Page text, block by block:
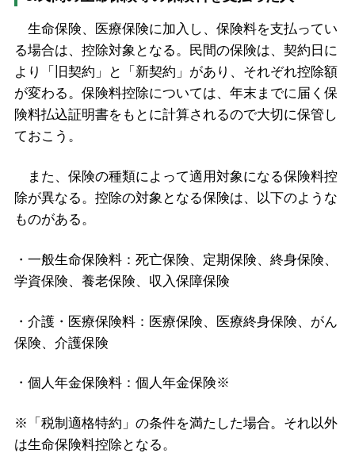
生命保険、医療保険に加入し、保険料を支払ってい
る場合は、控除対象となる。民間の保険は、契約日に
より「旧契約」と「新契約」があり、それぞれ控除額
が変わる。保険料控除については、年末までに届く保
険料払込証明書をもとに計算されるので大切に保管し
ておこう。
また、保険の種類によって適用対象になる保険料控
除が異なる。控除の対象となる保険は、以下のような
ものがある。
・一般生命保険料：死亡保険、定期保険、終身保険、
学資保険、養老保険、収入保障保険
・介護・医療保険料：医療保険、医療終身保険、がん
保険、介護保険
・個人年金保険料：個人年金保険※
※「税制適格特約」の条件を満たした場合。それ以外
は生命保険料控除となる。